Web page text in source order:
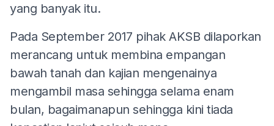
yang banyak itu.
Pada September 2017 pihak AKSB dilaporkan
merancang untuk membina empangan
bawah tanah dan kajian mengenainya
mengambil masa sehingga selama enam
bulan, bagaimanapun sehingga kini tiada